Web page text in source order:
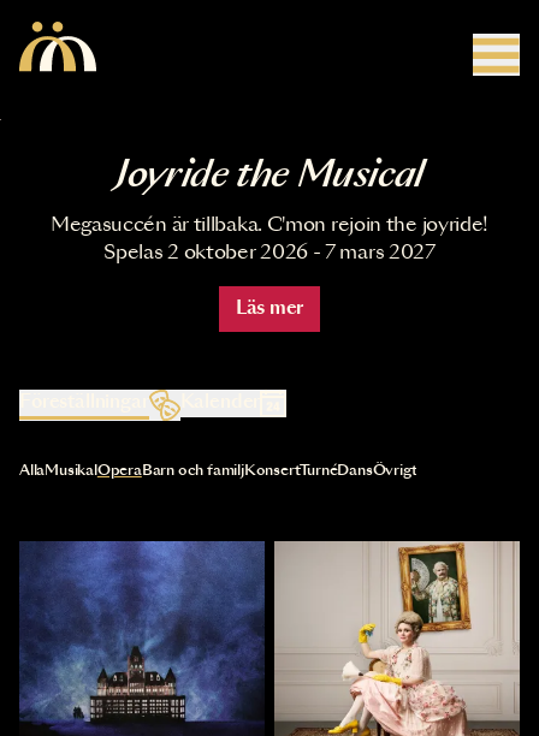
Joyride the Musical
Megasuccén är tillbaka. C'mon rejoin the joyride!
Spelas 2 oktober 2026 - 7 mars 2027
Läs mer
Kalender
Val av kategori uppdaterar innehållet automatiskt
AllaMusikal OperaBarn och familjKonsertTurnéDansÖvrigt